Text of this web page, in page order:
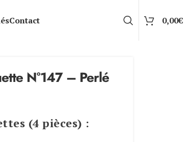
Contact 0,00€
N°147 – Perlé
(4 pièces) :